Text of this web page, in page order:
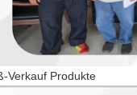
Verkauf Produkte